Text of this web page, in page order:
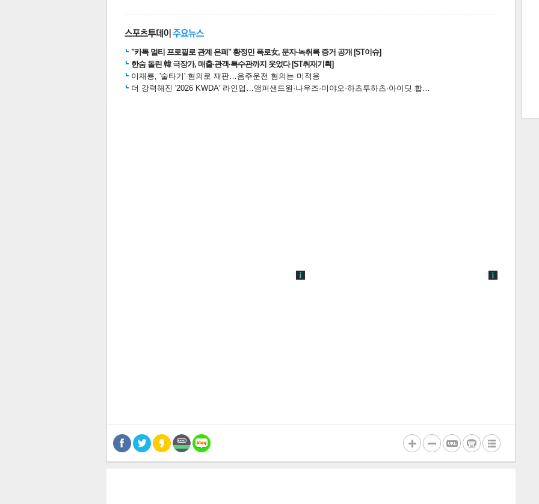
보
스북 터 공 공유 버블
달기
"카톡 멀티 프로필로 관계 은폐" 황정민 폭로女, 문자·녹취록 증거 공개 [ST이슈]
한숨 돌린 韓 극장가, 매출·관객·특수관까지 웃었다 [ST취재기획]
이재룡, '술타기' 혐의로 재판…음주운전 혐의는 미적용
더 강력해진 '2026 KWDA' 라인업…앰퍼샌드원·나우즈·미야오·하츠투하츠·아이딧 합…